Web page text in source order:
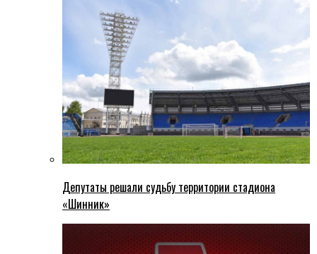
Депутаты решали судьбу территории стадиона
«Шинник»